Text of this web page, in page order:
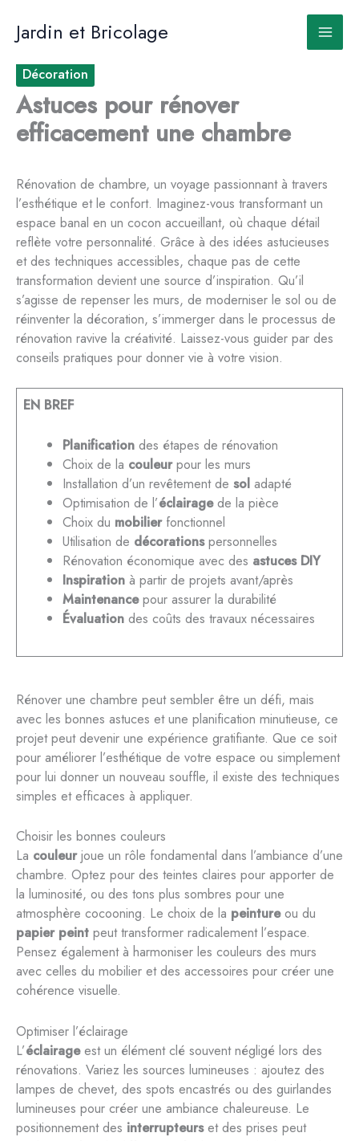
contenu
Jardin et Bricolage
Décoration
Astuces pour rénover
efficacement une chambre
Rénovation de chambre, un voyage passionnant à travers
l’esthétique et le confort. Imaginez-vous transformant un
espace banal en un cocon accueillant, où chaque détail
reflète votre personnalité. Grâce à des idées astucieuses
et des techniques accessibles, chaque pas de cette
transformation devient une source d’inspiration. Qu’il
s’agisse de repenser les murs, de moderniser le sol ou de
réinventer la décoration, s’immerger dans le processus de
rénovation ravive la créativité. Laissez-vous guider par des
conseils pratiques pour donner vie à votre vision.
EN BREF
Planification des étapes de rénovation
Choix de la couleurpour les murs
Installation d’un revêtement desol adapté
Optimisation de l’éclairagede la pièce
Choix du mobilierfonctionnel
Utilisation de décorationspersonnelles
Rénovation économique avec des astuces DIY
Inspiration à partir de projets avant/après
Maintenancepour assurer la durabilité
Évaluation des coûts des travaux nécessaires
Rénover une chambre peut sembler être un défi, mais
avec les bonnes astuces et une planification minutieuse, ce
projet peut devenir une expérience gratifiante. Que ce soit
pour améliorer l’esthétique de votre espace ou simplement
pour lui donner un nouveau souffle, il existe des techniques
simples et efficaces à appliquer.
Choisir les bonnes couleurs
La couleurjoue un rôle fondamental dans l’ambiance d’une
chambre. Optez pour des teintes claires pour apporter de
la luminosité, ou des tons plus sombres pour une
atmosphère cocooning. Le choix de la peintureou du
papier peint peut transformer radicalement l’espace.
Pensez également à harmoniser les couleurs des murs
avec celles du mobilier et des accessoires pour créer une
cohérence visuelle.
Optimiser l’éclairage
L’éclairageest un élément clé souvent négligé lors des
rénovations. Variez les sources lumineuses : ajoutez des
lampes de chevet, des spots encastrés ou des guirlandes
lumineuses pour créer une ambiance chaleureuse. Le
positionnement des interrupteurset des prises peut